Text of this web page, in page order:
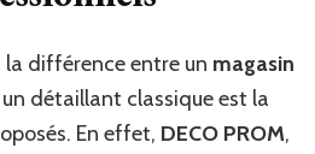
différence entre un magasin
détaillant classique est la
En effet, DECO PROM,